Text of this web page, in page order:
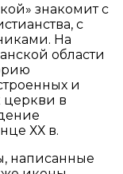
знакомит с
с
На
области
и
церкви в
ХХ в.
написанные